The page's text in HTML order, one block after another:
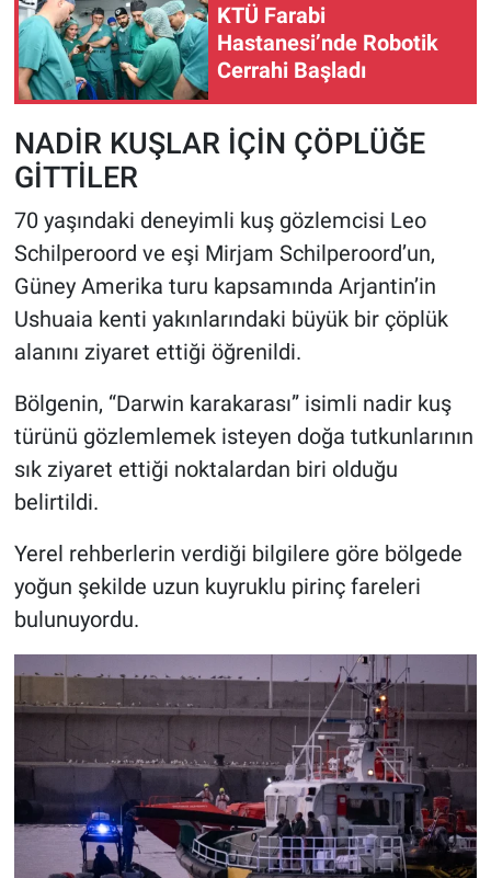
KTÜ Farabi
Hastanesi’nde Robotik
Cerrahi Başladı
NADİR KUŞLAR İÇİN ÇÖPLÜĞE
GİTTİLER
70 yaşındaki deneyimli kuş gözlemcisi Leo
Schilperoord ve eşi Mirjam Schilperoord’un,
Güney Amerika turu kapsamında Arjantin’in
Ushuaia kenti yakınlarındaki büyük bir çöplük
alanını ziyaret ettiği öğrenildi.
Bölgenin, “Darwin karakarası” isimli nadir kuş
türünü gözlemlemek isteyen doğa tutkunlarının
sık ziyaret ettiği noktalardan biri olduğu
belirtildi.
Yerel rehberlerin verdiği bilgilere göre bölgede
yoğun şekilde uzun kuyruklu pirinç fareleri
bulunuyordu.